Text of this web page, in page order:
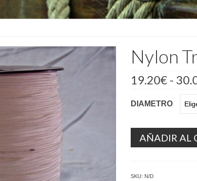
Nylon
19.20€ -
DIAMETRO
AÑADIR AL
SKU: N/D